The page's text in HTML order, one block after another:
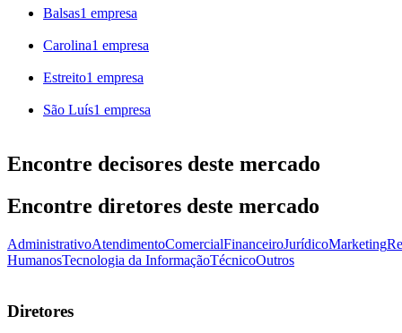
Balsas1 empresa
Carolina1 empresa
Estreito1 empresa
São Luís1 empresa
Encontre decisores deste mercado
Encontre diretores deste mercado
AdministrativoAtendimentoComercialFinanceiroJurídicoMarketing
HumanosTecnologia da InformaçãoTécnicoOutros
Diretores